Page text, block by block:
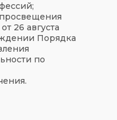
26 августа
Порядка
по